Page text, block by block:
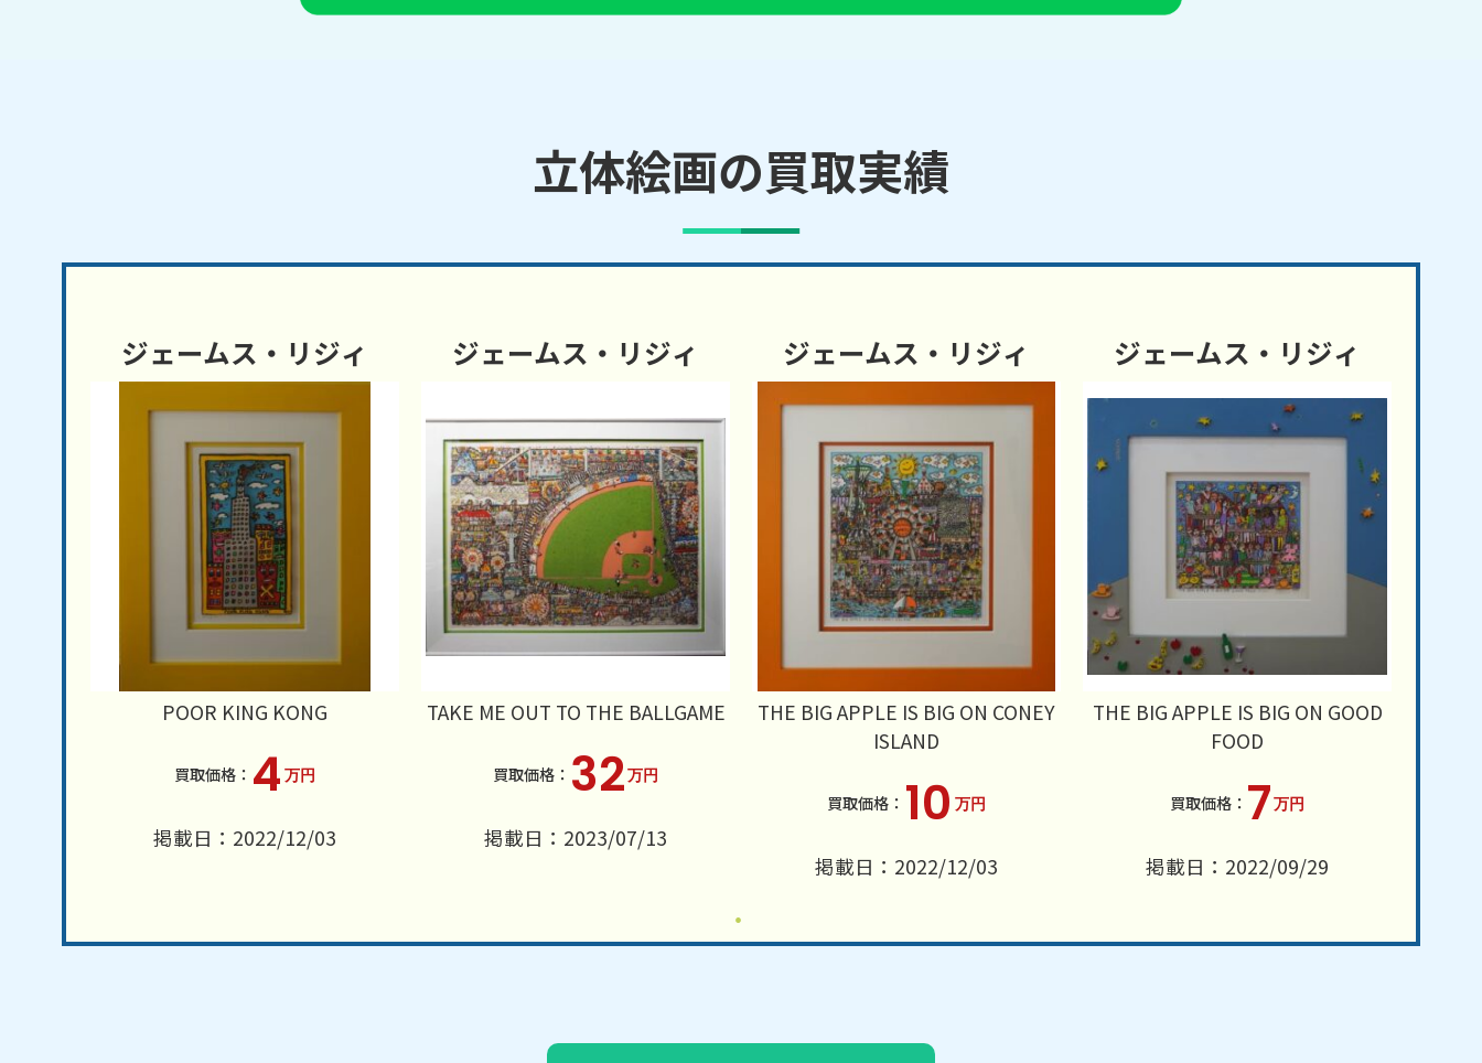
立体絵画の買取実績
ジェームス・リジィ
POOR KING KONG
4 万円
掲載日：2022/12/03
ジェームス・リジィ
TAKE ME OUT TO THE BALLGAME
32万円
掲載日：2023/07/13
ジェームス・リジィ
THE BIG APPLE IS BIG ON CONEY
ISLAND
10 万円
掲載日：2022/12/03
ジェームス・リジィ
THE BIG APPLE IS BIG ON GOOD
FOOD
7万円
掲載日：2022/09/29